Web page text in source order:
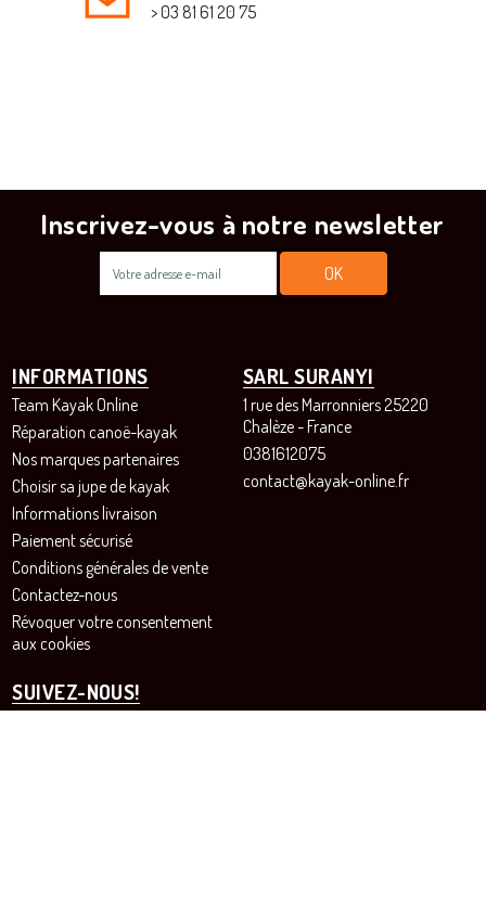
> 03 81 61 20 75
Inscrivez-vous à notre newsletter
INFORMATIONS
Team Kayak Online
Réparation canoë-kayak
Nos marques partenaires
Choisir sa jupe de kayak
Informations livraison
Paiement sécurisé
Conditions générales de vente
Contactez-nous
Révoquer votre consentement
aux cookies
SARL SURANYI
1 rue des Marronniers 25220
Chalèze - France
0381612075
contact@kayak-online.fr
SUIVEZ-NOUS!